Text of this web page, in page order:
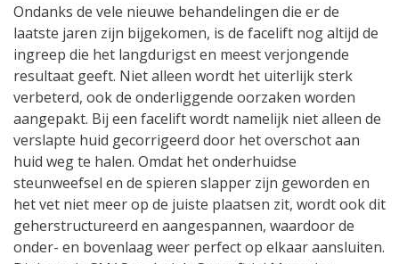
Ondanks de vele nieuwe behandelingen die er de
laatste jaren zijn bijgekomen, is de facelift nog altijd de
ingreep die het langdurigst en meest verjongende
resultaat geeft. Niet alleen wordt het uiterlijk sterk
verbeterd, ook de onderliggende oorzaken worden
aangepakt. Bij een facelift wordt namelijk niet alleen de
verslapte huid gecorrigeerd door het overschot aan
huid weg te halen. Omdat het onderhuidse
steunweefsel en de spieren slapper zijn geworden en
het vet niet meer op de juiste plaatsen zit, wordt ook dit
geherstructureerd en aangespannen, waardoor de
onder- en bovenlaag weer perfect op elkaar aansluiten.